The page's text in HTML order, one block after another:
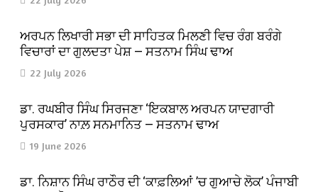
ਅਰਪਨ ਲਿਖਾਰੀ ਸਭਾ ਦੀ ਸਾਹਿਤਕ ਮਿਲਣੀ ਵਿਚ ਰੰਗ ਬਰੰਗੇ
ਵਿਚਾਰਾਂ ਦਾ ਗੁਲਦਤਾ ਪੇਸ਼ — ਸਤਨਾਮ ਸਿੰਘ ਢਾਅ
22 July 2026
ਡਾ. ਰਘਬੀਰ ਸਿੰਘ ਸਿਰਜਣਾ ‘ਇਕਬਾਲ ਅਰਪਨ ਯਾਦਗਾਰੀ
ਪੁਰਸਕਾਰ’ ਨਾਲ਼ ਸਨਮਾਨਿਤ — ਸਤਨਾਮ ਢਾਅ
19 June 2026
ਡਾ. ਨਿਸ਼ਾਨ ਸਿੰਘ ਰਾਠੌਰ ਦੀ ‘ਕਾਫ਼ਲਿਆਂ ’ਚ ਗੁਆਚੇ ਲੋਕ’ ਪੰਜਾਬੀ